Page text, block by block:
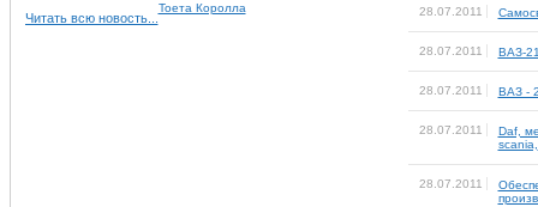
Тоета Королла
Читать всю новость... 28.07.2011
28.07.2011 ВАЗ-
28.07.2011 ВАЗ -
28.07.2011 Daf,
scania,
28.07.2011